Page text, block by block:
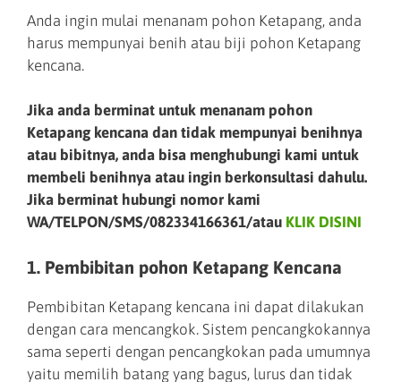
Anda ingin mulai menanam pohon Ketapang, anda
harus mempunyai benih atau biji pohon Ketapang
kencana.
Jika anda berminat untuk menanam pohon
Ketapang kencana dan tidak mempunyai benihnya
atau bibitnya, anda bisa menghubungi kami untuk
membeli benihnya atau ingin berkonsultasi dahulu.
Jika berminat hubungi nomor kami
WA/TELPON/SMS/082334166361/atau KLIK DISINI
1. Pembibitan pohon Ketapang Kencana
Pembibitan Ketapang kencana ini dapat dilakukan
dengan cara mencangkok. Sistem pencangkokannya
sama seperti dengan pencangkokan pada umumnya
yaitu memilih batang yang bagus, lurus dan tidak